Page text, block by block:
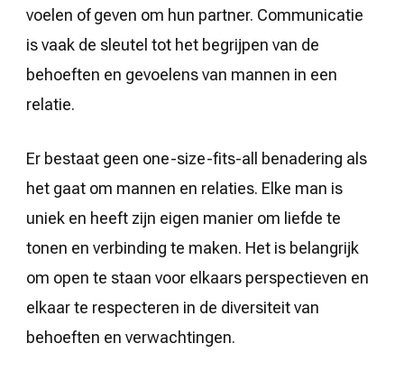
voelen of geven om hun partner. Communicatie
is vaak de sleutel tot het begrijpen van de
behoeften en gevoelens van mannen in een
relatie.
Er bestaat geen one-size-fits-all benadering als
het gaat om mannen en relaties. Elke man is
uniek en heeft zijn eigen manier om liefde te
tonen en verbinding te maken. Het is belangrijk
om open te staan voor elkaars perspectieven en
elkaar te respecteren in de diversiteit van
behoeften en verwachtingen.